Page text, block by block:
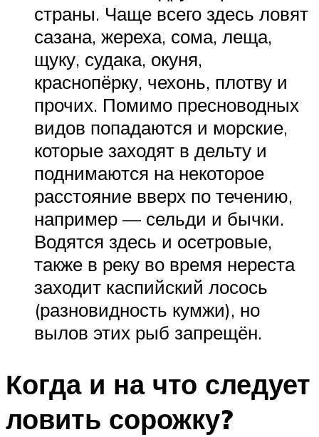
страны. Чаще всего здесь ловят
сазана, жереха, сома, леща,
щуку, судака, окуня,
краснопёрку, чехонь, плотву и
прочих. Помимо пресноводных
видов попадаются и морские,
которые заходят в дельту и
поднимаются на некоторое
расстояние вверх по течению,
например — сельди и бычки.
Водятся здесь и осетровые,
также в реку во время нереста
заходит каспийский лосось
(разновидность кумжи), но
вылов этих рыб запрещён.
Когда и на что следует
ловить сорожку?